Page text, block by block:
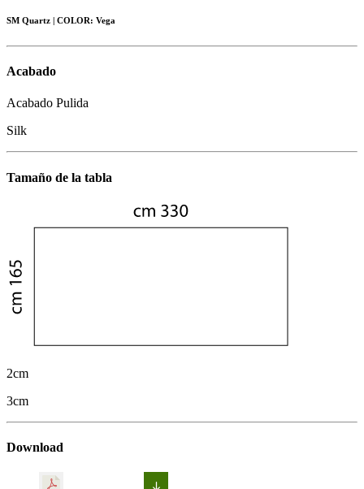
SM Quartz | COLOR: Vega
Acabado
Acabado Pulida
Silk
Tamaño de la tabla
2cm
3cm
Download